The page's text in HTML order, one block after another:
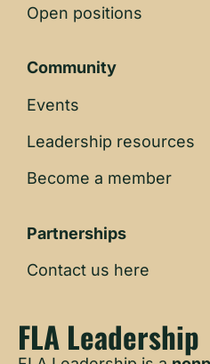
Open positions
Community
Events
Leadership resources
Become a member
Partnerships
Contact us here
FLA Leadership